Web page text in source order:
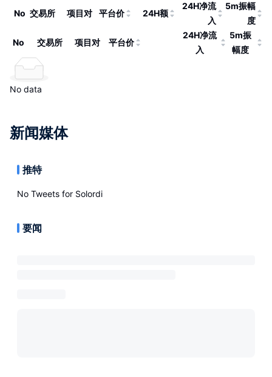
No 交易所 项目对 平台价 24H额
24H净流
入
5m振幅
度
No 交易所 项目对 平台价
24H净流
入
5m振
幅度
No data
新闻媒体
推特
No Tweets for Solordi
要闻